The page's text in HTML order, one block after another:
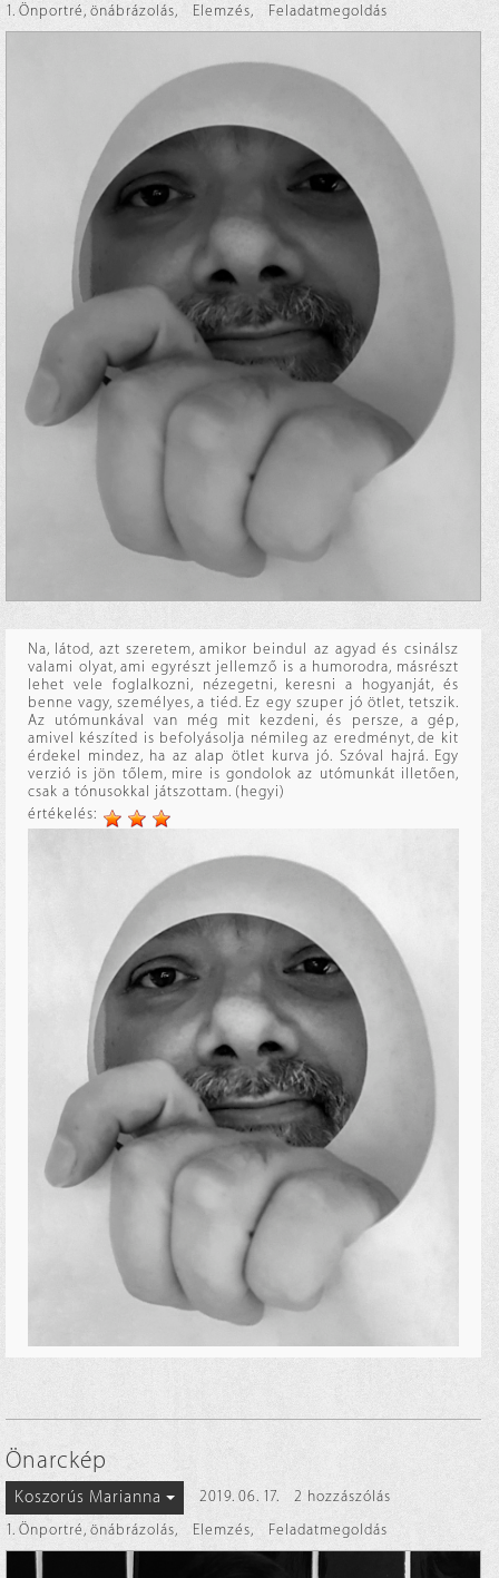
1. Önportré, önábrázolás, Elemzés, Feladatmegoldás
Na, látod, azt szeretem, amikor beindul az agyad és csinálsz
valami olyat, ami egyrészt jellemző is a humorodra, másrészt
lehet vele foglalkozni, nézegetni, keresni a hogyanját, és
benne vagy, személyes, a tiéd. Ez egy szuper jó ötlet, tetszik.
Az utómunkával van még mit kezdeni, és persze, a gép,
amivel készíted is befolyásolja némileg az eredményt, de kit
érdekel mindez, ha az alap ötlet kurva jó. Szóval hajrá. Egy
verzió is jön tőlem, mire is gondolok az utómunkát illetően,
csak a tónusokkal játszottam. (hegyi)
értékelés:
Önarckép
Koszorús Marianna 2019. 06. 17.
2 hozzászólás
1. Önportré, önábrázolás, Elemzés, Feladatmegoldás